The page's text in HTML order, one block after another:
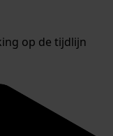
op de tijdlijn